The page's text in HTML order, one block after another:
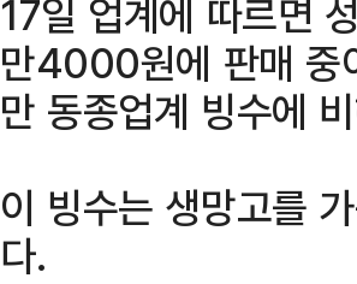
17일 업계에 따르면
만4000원에 판매 중
만 동종업계 빙수에
이 빙수는 생망고를
다.